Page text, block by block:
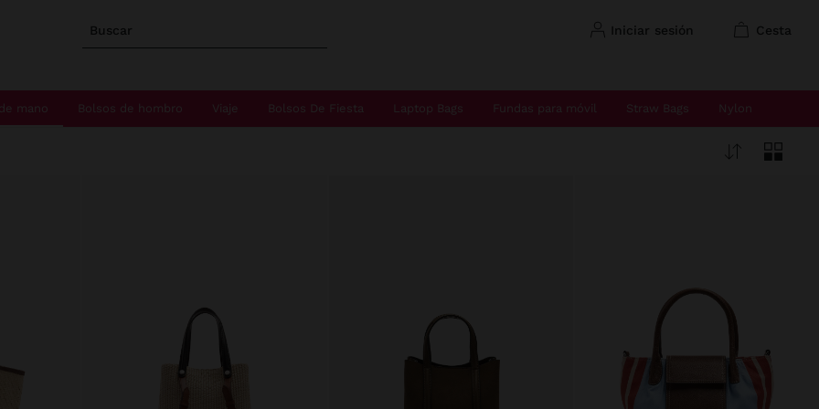
Buscar iniciar sesión cesta
mano Bolsos de hombro Viaje Bolsos De Fiesta Laptop Bags Fundas para móvil Straw Bags Nylon